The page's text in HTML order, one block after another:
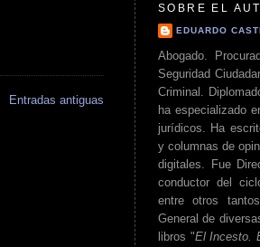
Entradas antiguas
SOBRE EL
EDUARDO
Abogado.
Seguridad
Criminal.
ha especializado
jurídicos. Ha
y columnas de
digitales. Fue
conductor del
entre otros
General de
libros "El Incesto.